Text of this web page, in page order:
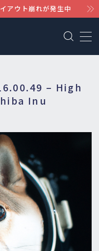
アウト崩れが発生中
– High
Inu